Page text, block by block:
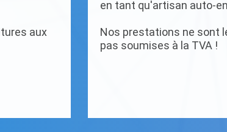
aux
en tant qu'artisan auto-
Nos prestations ne sont
pas soumises à la TVA !